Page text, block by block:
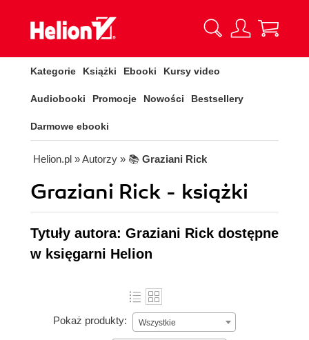
Kategorie Książki Ebooki Kursy video
Audiobooki Promocje Nowości Bestsellery
Darmowe ebooki
Helion.pl » Autorzy » 📚 Graziani Rick
Graziani Rick - książki
Tytuły autora: Graziani Rick dostępne
w księgarni Helion
Pokaż produkty: Wszystkie